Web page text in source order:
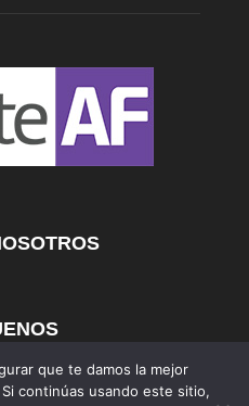
que te damos la mejor
continúas usando este sitio,